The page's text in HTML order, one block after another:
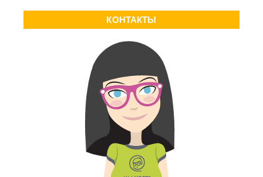
КОНТАКТЫ